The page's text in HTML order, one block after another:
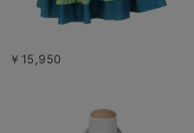
￥15,950